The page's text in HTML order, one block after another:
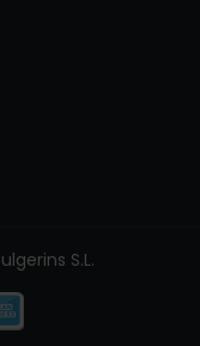
S.L.